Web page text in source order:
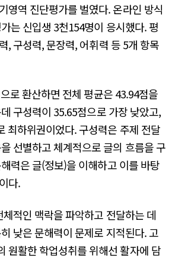
영역 진단평가를 벌였다. 온라인 방식
는 신입생 3천154명이 응시했다. 평
, 구성력, 문장력, 어휘력 등 5개 항목
로 환산하면 전체 평균은 43.94점을
구성력이 35.65점으로 가장 낮았고,
최하위권이었다. 구성력은 주제 전달
선별하고 체계적으로 글의 흐름을 구
력은 글(정보)을 이해하고 이를 바탕
다.
적인 맥락을 파악하고 전달하는 데
낮은 문해력이 문제로 지적된다. 고
원활한 학업성취를 위해선 활자에 담